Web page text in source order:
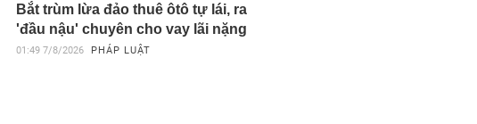
Bắt trùm lừa đảo thuê ôtô tự lái, ra
'đầu nậu' chuyên cho vay lãi nặng
01:49 7/8/2026 PHÁP LUẬT